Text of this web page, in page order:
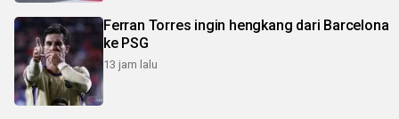
Ferran Torres ingin hengkang dari Barcelona
ke PSG
13 jam lalu